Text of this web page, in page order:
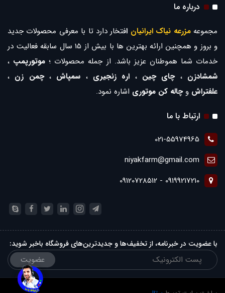
درباره ما
مجموعهمزرعه نیاک ایرانیان افتخار دارد تا با معرفی محصولات جدید
و بروز و همچنین ارائه بهترین ها با بیش از 15 سال سابقه فعالیت در
خدمات شما هموطنان عزیز باشد. از جمله محصولات ؛ موتورپمپ ،
شمشادزن ،چای چین ، اره زنجیری ، سمپاش ،چمن زن ،
علفتراش وچاله کن موتوری اشاره نمود.
ارتباط با ما
021-55974965
niyakfarm@gmail.com
09199217210 - 09120728512
با عضویت در خبرنامه، از تخفیف‌ها و جدیدترین‌های فروشگاه باخبر شوید:
عضویت